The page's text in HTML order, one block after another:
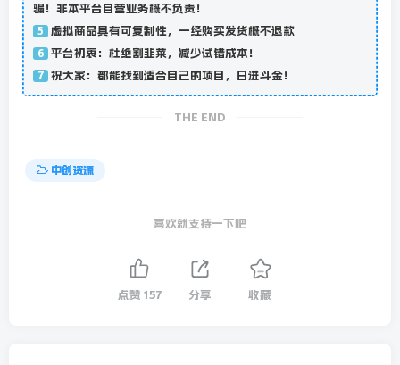
骗！非本平台自营业务概不负责！
5 虚拟商品具有可复制性，一经购买发货概不退款
6 平台初衷：杜绝割韭菜，减少试错成本！
7 祝大家：都能找到适合自己的项目，日进斗金！
THE END
中创资源
喜欢就支持一下吧
点赞 157 分享 收藏